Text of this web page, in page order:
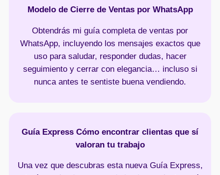
Modelo de Cierre de Ventas por WhatsApp
Obtendrás mi guía completa de ventas por
WhatsApp, incluyendo los mensajes exactos que
uso para saludar, responder dudas, hacer
seguimiento y cerrar con elegancia… incluso si
nunca antes te sentiste buena vendiendo.
Guía Express Cómo encontrar clientas que sí
valoran tu trabajo
Una vez que descubras esta nueva Guía Express,